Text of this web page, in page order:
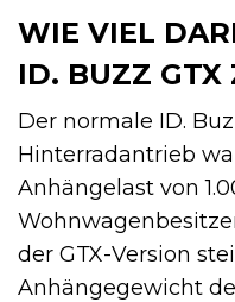
WIE VIEL
ID. BUZZ GTX
Der normale ID.
Hinterradantrieb
Anhängelast von
der GTX-Version
Anhängegewicht